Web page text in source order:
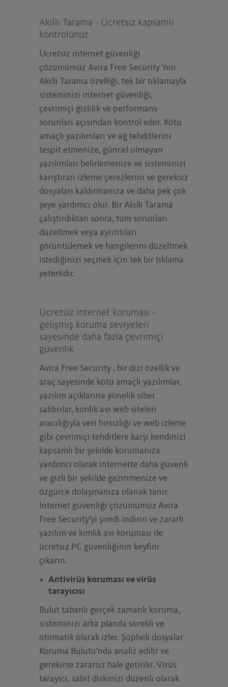
Akıllı Tarama - Ücretsiz kapsamlı
kontrolünüz
Ücretsiz internet güvenliği
çözümümüz Avira Free Security 'nin
Akıllı Tarama özelliği, tek bir tıklamayla
sisteminizi internet güvenliği,
çevrimiçi gizlilik ve performans
sorunları açısından kontrol eder. Kötü
amaçlı yazılımları ve ağ tehditlerini
tespit etmenize, güncel olmayan
yazılımları belirlemenize ve sisteminizi
karıştıran izleme çerezlerini ve gereksiz
dosyaları kaldırmanıza ve daha pek çok
şeye yardımcı olur. Bir Akıllı Tarama
çalıştırdıktan sonra, tüm sorunları
düzeltmek veya ayrıntıları
görüntülemek ve hangilerini düzeltmek
istediğinizi seçmek için tek bir tıklama
yeterlidir.
Ücretsiz internet koruması -
gelişmiş koruma seviyeleri
sayesinde daha fazla çevrimiçi
güvenlik
Avira Free Security , bir dizi özellik ve
araç sayesinde kötü amaçlı yazılımlar,
yazılım açıklarına yönelik siber
saldırılar, kimlik avı web siteleri
aracılığıyla veri hırsızlığı ve web izleme
gibi çevrimiçi tehditlere karşı kendinizi
kapsamlı bir şekilde korumanıza
yardımcı olarak internette daha güvenli
ve gizli bir şekilde gezinmenize ve
özgürce dolaşmanıza olanak tanır.
İnternet güvenliği çözümümüz Avira
Free Security'yi şimdi indirin ve zararlı
yazılım ve kimlik avı koruması ile
ücretsiz PC güvenliğinin keyfini
çıkarın.
Antivirüs koruması ve virüs
tarayıcısı
Bulut tabanlı gerçek zamanlı koruma,
sisteminizi arka planda sürekli ve
otomatik olarak izler. Şüpheli dosyalar
Koruma Bulutu'nda analiz edilir ve
gerekirse zararsız hale getirilir. Virüs
tarayıcı, sabit diskinizi düzenli olarak